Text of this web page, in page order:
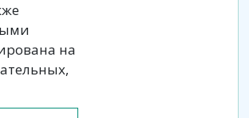
на